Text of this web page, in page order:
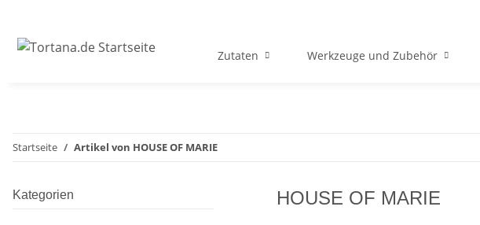
Zutaten Werkzeuge und Zubehör
Startseite Artikel von HOUSE OF MARIE
HOUSE OF MARIE
Kategorien